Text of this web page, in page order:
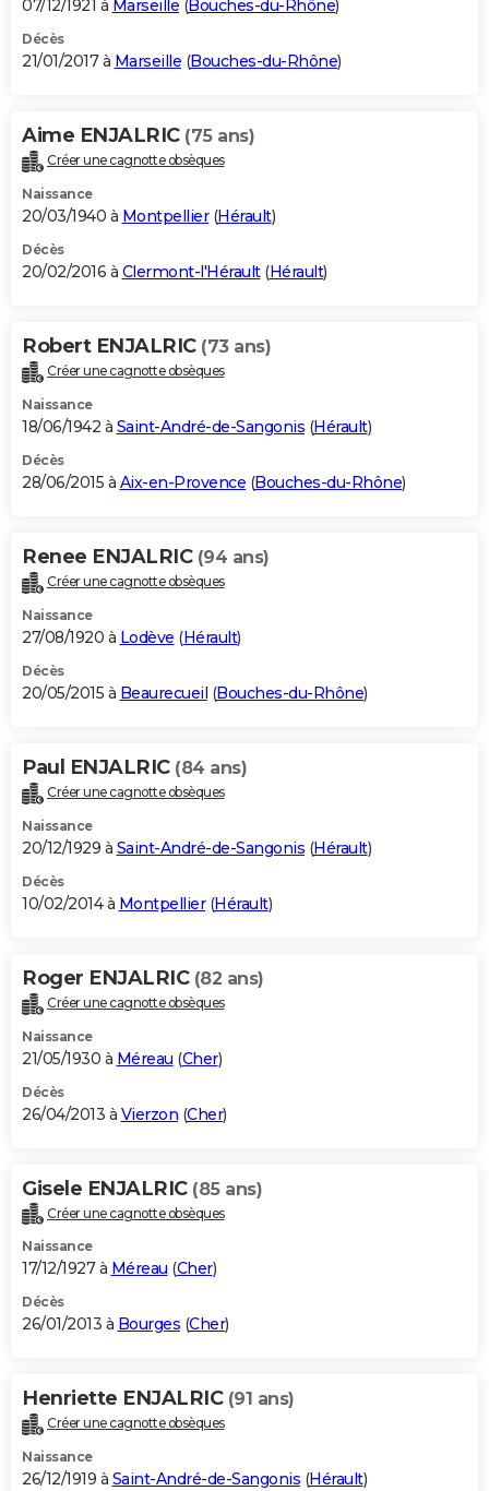
07/12/1921 à Marseille (Bouches-du-Rhône)
Décès
21/01/2017 à Marseille (Bouches-du-Rhône)
Aime ENJALRIC (75 ans)
Créer une cagnotte obsèques
Naissance
20/03/1940 à Montpellier(Hérault)
Décès
20/02/2016 à Clermont-l'Hérault(Hérault)
Robert ENJALRIC (73 ans)
Créer une cagnotte obsèques
Naissance
18/06/1942 à Saint-André-de-Sangonis (Hérault)
Décès
28/06/2015 à Aix-en-Provence (Bouches-du-Rhône)
Renee ENJALRIC (94 ans)
Créer une cagnotte obsèques
Naissance
27/08/1920 à Lodève (Hérault)
Décès
20/05/2015 à Beaurecueil (Bouches-du-Rhône)
Paul ENJALRIC (84 ans)
Créer une cagnotte obsèques
Naissance
20/12/1929 à Saint-André-de-Sangonis (Hérault)
Décès
10/02/2014 à Montpellier(Hérault)
Roger ENJALRIC (82 ans)
Créer une cagnotte obsèques
Naissance
21/05/1930 à Méreau (Cher)
Décès
26/04/2013 à Vierzon (Cher)
Gisele ENJALRIC (85 ans)
Créer une cagnotte obsèques
Naissance
17/12/1927 à Méreau (Cher)
Décès
26/01/2013 à Bourges (Cher)
Henriette ENJALRIC (91 ans)
Créer une cagnotte obsèques
Naissance
26/12/1919 à Saint-André-de-Sangonis (Hérault)